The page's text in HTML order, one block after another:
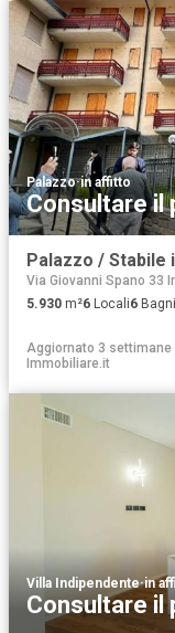
Palazzo·in affitto
Consultare il
Palazzo / Stabile
Via Giovanni Spano 33
5.930 m²6 Locali6 Bagni
Aggiornato 3 settimane
Immobiliare.it
Villa Indipendente·in
Consultare il